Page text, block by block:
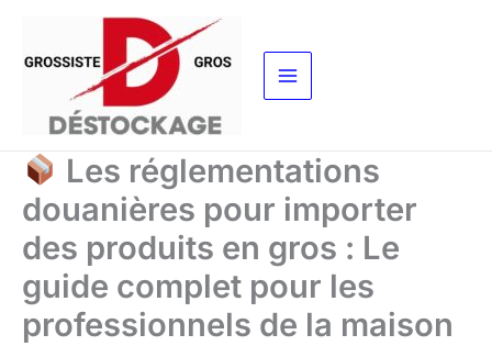
contenu
Les réglementations
douanières pour importer
des produits en gros : Le
guide complet pour les
professionnels de la maison